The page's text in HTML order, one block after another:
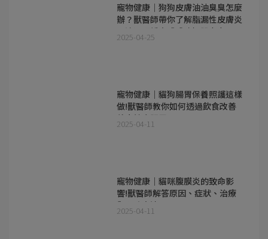
寵物健康｜狗狗皮膚油油臭臭怎麼
辦？獸醫師帶你了解脂漏性皮膚炎
及清潔照護方式成功擺脫臭臭！
2025-04-25
寵物健康｜貓狗腸胃保養照護這樣
做!獸醫師教你如何透過飲食改善
養出健康腸胃
2025-04-11
寵物健康｜貓咪腹膜炎的致命影
響!獸醫師解答原因、症狀、治療
與預防方法
2025-04-11